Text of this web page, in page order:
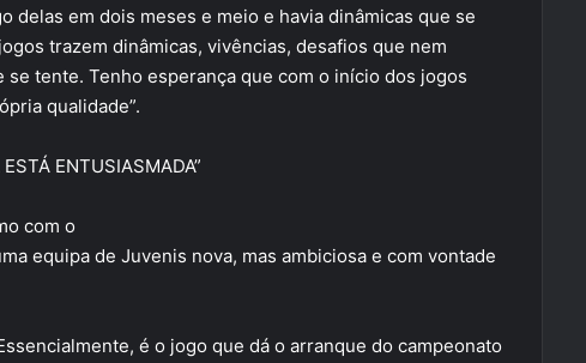
em dois meses e meio e havia dinâmicas que se
trazem dinâmicas, vivências, desafios que nem
tente. Tenho esperança que com o início dos jogos
qualidade”.
ENTUSIASMADA”
com o
equipa de Juvenis nova, mas ambiciosa e com vontade
é o jogo que dá o arranque do campeonato